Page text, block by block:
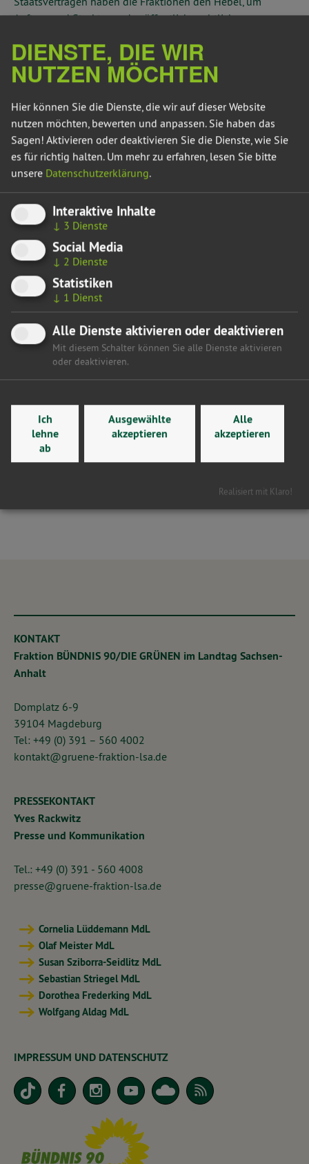
Auftrag und Strukturen des öffentlich-rechtlichen
stabil zu halten. Die CDU-Fraktion betreibt Populismus statt
Einsatz“, kritisiert Dorothea Frederking, medienpolitische
Sprecherin der grünen Landtagsfraktion.
„In dem vorliegenden Staatsvertrag sind die Ansätze für
mehr Transparenz unzureichend. Meine Fraktion hatte dafür
plädiert, dass alle entgeltlichen Nebentätigkeiten von
Intendant*innen und Direktor*innen veröffentlicht werden.
Vorgesehen sind jetzt nur die, die im Zusammenhang mit
der Haupttätigkeit stehen. Auch einheitliche Compliance-
Regelungen für alle Sendeanstalten fehlen. Stattdessen
machen sich nun ARD, ZDF und Deutschlandradio einzeln
auf den Weg. Es wurde verpasst, Synergien aufzubauen“, so
Frederking.
„Damit bei den Reformen mehr passiert, hatte ich auf eine
Stellungnahme des Ausschusses zum Staatsvertrag
gedrängt. In dieser findet sich nun endlich ein Bekenntnis,
Spitzengehälter zu reduzieren und zu deckeln. Meine
Fraktion steht bereit, dass Reformen auch umgesetzt
Hier gelangen Sie zurück zur Übersicht
KONTAKT
Fraktion BÜNDNIS 90/DIE GRÜNEN im Landtag Sachsen-
Anhalt
Domplatz 6-9
39104 Magdeburg
Tel: +49 (0) 391 – 560 4002
kontakt@gruene-fraktion-lsa.de
PRESSEKONTAKT
Yves Rackwitz
Presse und Kommunikation
Tel.: +49 (0) 391 - 560 4008
presse@gruene-fraktion-lsa.de
Cornelia Lüddemann MdL
Olaf Meister MdL
Susan Sziborra-Seidlitz MdL
Sebastian Striegel MdL
Dorothea Frederking MdL
Wolfgang Aldag MdL
IMPRESSUM UND DATENSCHUTZ
DIENSTE, DIE WIR
NUTZEN MÖCHTEN
Hier können Sie die Dienste, die wir auf dieser Website
nutzen möchten, bewerten und anpassen. Sie haben das
Sagen! Aktivieren oder deaktivieren Sie die Dienste, wie Sie
es für richtig halten. Um mehr zu erfahren, lesen Sie bitte
unsere Datenschutzerklärung.
Interaktive Inhalte
↓ 3 Dienste
Social Media
↓ 2 Dienste
Statistiken
↓ 1 Dienst
Alle Dienste aktivieren oder deaktivieren
Mit diesem Schalter können Sie alle Dienste aktivieren
oder deaktivieren.
Ich
lehne
ab
Ausgewählte
akzeptieren
Alle
akzeptieren
Realisiert mit Klaro!